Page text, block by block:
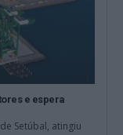
e espera
Setúbal, atingiu